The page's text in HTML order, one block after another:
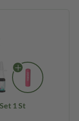
1 St